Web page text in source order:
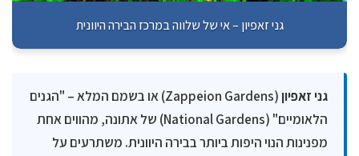
גני זאפיון – אי של שלווה במרכז הבירה היוונית
גני זאפיון
(Zappeion Gardens) או בשמם המלא – "הגנים
הלאומיים" (National Gardens) של אתונה, מהווים אחת
מפנינות הנוי היפות ביותר בבירה היוונית. משתרעים על